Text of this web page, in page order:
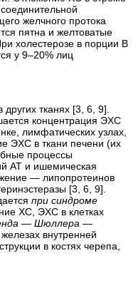
желчного протока
пятна и желтоватые
холестерозе в порции В
у 9–20% лиц
тканях [3, 6, 9].
концентрация ЭХС
лимфатических узлах,
ЭХС в ткани печени (их
процессы
АТ и ишемическая
— липопротеинов
[3, 6, 9].
при синдроме
ХС, ЭХС в клетках
— Шюллера —
внутренней
в костях черепа,